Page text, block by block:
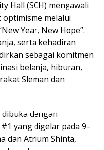
Hall (SCH) mengawali
optimisme melalui
Year, New Hope”.
serta kehadiran
sebagai komitmen
belanja, hiburan,
Sleman dan
dibuka dengan
yang digelar pada 9–
dan Atrium Shinta,